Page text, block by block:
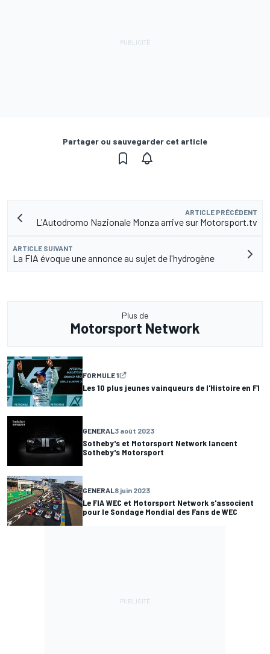
Partager ou sauvegarder cet article
ARTICLE PRÉCÉDENT
L'Autodromo Nazionale Monza arrive sur Motorsport.tv
ARTICLE SUIVANT
La FIA évoque une annonce au sujet de l'hydrogène
Plus de
Motorsport Network
FORMULE 1
Les 10 plus jeunes vainqueurs de l'Histoire en F1
GENERAL 3 août 2023
Sotheby's et Motorsport Network lancent
Sotheby's Motorsport
GENERAL 8 juin 2023
Le FIA WEC et Motorsport Network s'associent
pour le Sondage Mondial des Fans de WEC